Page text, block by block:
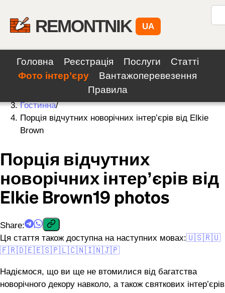
REMONTNIK UA
Головна Реєстрація Послуги
Статті
Фото інтер’єру
Вантажоперевезення
Правила
Home
Гостинна/
Порція відчутних новорічних інтер’єрів від Elkie
Brown
Порція відчутних
новорічних інтер’єрів від
Elkie Brown19 photos
Share:
Ця стаття також доступна на наступних мовах:🇺🇸🇷🇺
🇫🇷🇩🇪🇪🇸🇵🇱🇨🇳🇮🇳🇯🇵
Надіємося, що ви ще не втомилися від багатства
новорічного декору навколо, а також святкових інтер’єрів